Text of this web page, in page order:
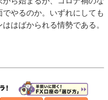
やるのか。いずれにしても
はばかられる情勢である。